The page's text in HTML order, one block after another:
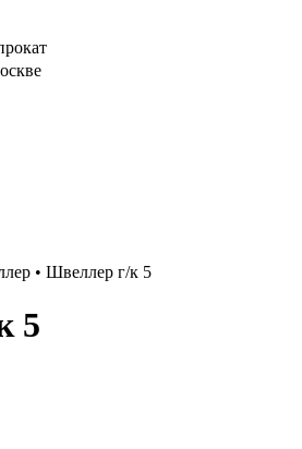
• Швеллер г/к 5
5